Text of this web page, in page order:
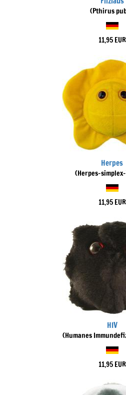
(Pthirus
11,95 EUR
Herpes
(Herpes-
11,95 EUR
HIV
(Humanes
11,95 EUR